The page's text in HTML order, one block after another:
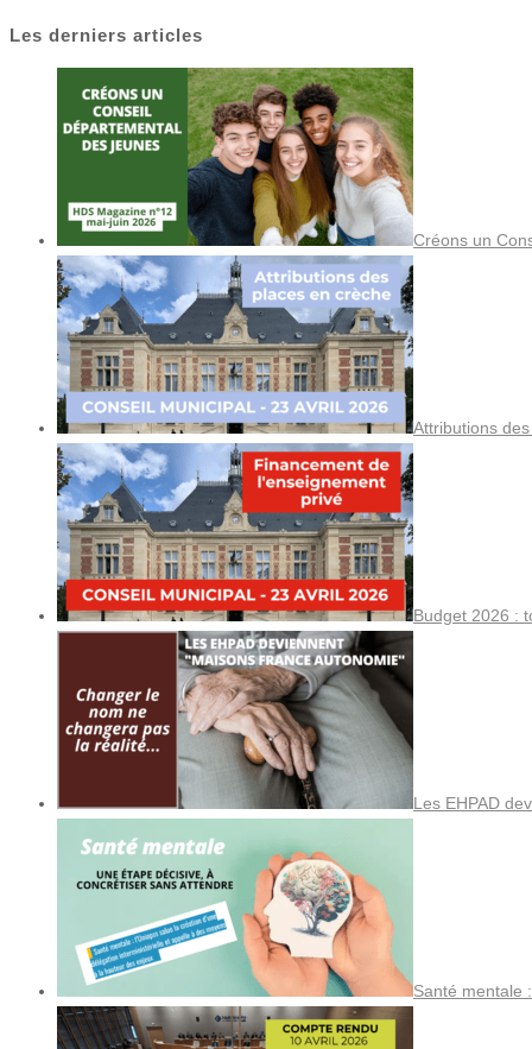
Les derniers articles
Créons un
Attributions
Budget 2026 :
Les EHPAD
Santé mentale